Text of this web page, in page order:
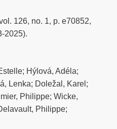
126, no. 1, p. e70852,
2025).
Hýlová, Adéla;
Lenka; Doležal, Karel;
Philippe; Wicke,
Philippe;